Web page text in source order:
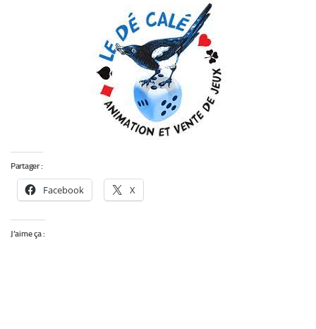
Partager :
Facebook X
J’aime ça :